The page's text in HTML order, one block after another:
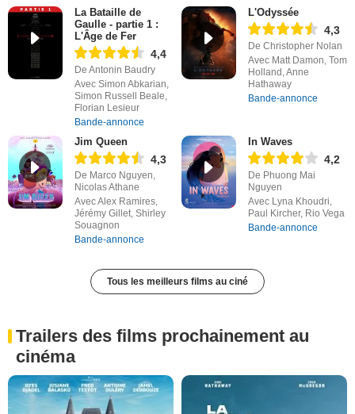
La Bataille de
Gaulle - partie 1 :
L'Âge de Fer
4,4
De Antonin Baudry
Avec Simon Abkarian,
Simon Russell Beale,
Florian Lesieur
Bande-annonce
L'Odyssée
4,3
De Christopher Nolan
Avec Matt Damon, Tom
Holland, Anne
Hathaway
Bande-annonce
Jim Queen
4,3
De Marco Nguyen,
Nicolas Athane
Avec Alex Ramires,
Jérémy Gillet, Shirley
Souagnon
Bande-annonce
In Waves
4,2
De Phuong Mai
Nguyen
Avec Lyna Khoudri,
Paul Kircher, Rio Vega
Bande-annonce
Tous les meilleurs films au ciné
Trailers des films prochainement au
cinéma